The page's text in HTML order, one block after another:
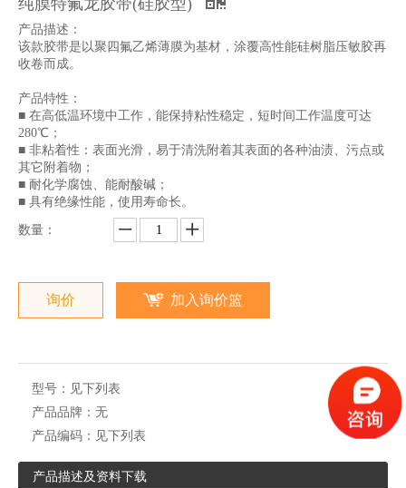
纯膜特氟龙胶带(硅胶型)
产品描述：
该款胶带是以聚四氟乙烯薄膜为基材，涂覆高性能硅树脂压敏胶再
收卷而成。
产品特性：
■ 在高低温环境中工作，能保持粘性稳定，短时间工作温度可达
280℃；
■ 非粘着性：表面光滑，易于清洗附着其表面的各种油渍、污点或
其它附着物；
■ 耐化学腐蚀、能耐酸碱；
■ 具有绝缘性能，使用寿命长。
数量：
询价 加入询价篮
型号： 见下列表
产品品牌： 无
产品编码： 见下列表
产品描述及资料下载